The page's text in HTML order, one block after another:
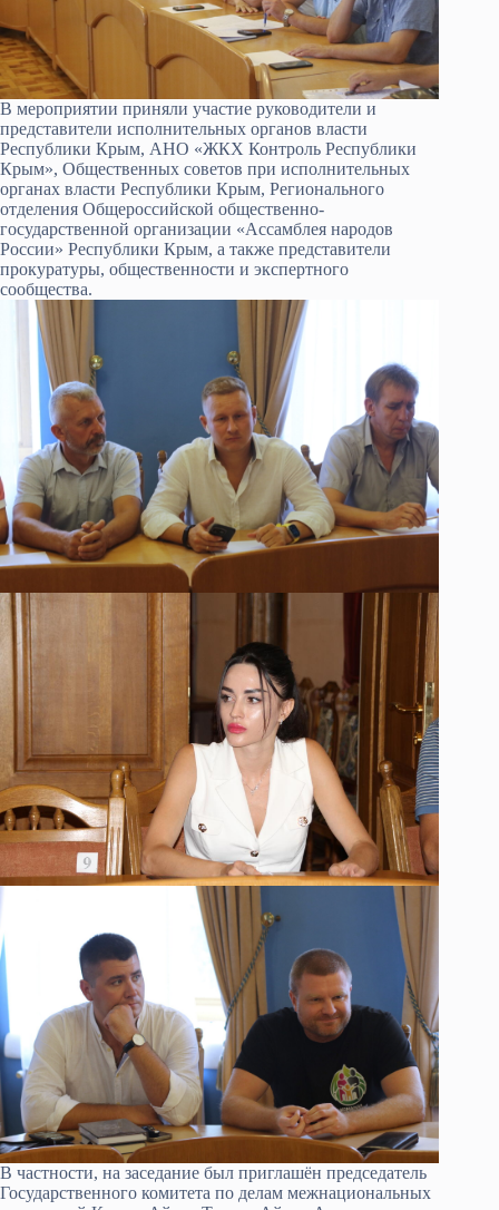
В мероприятии приняли участие руководители и
представители исполнительных органов власти
Республики Крым, АНО «ЖКХ Контроль Республики
Крым», Общественных советов при исполнительных
органах власти Республики Крым, Регионального
отделения Общероссийской общественно-
государственной организации «Ассамблея народов
России» Республики Крым, а также представители
прокуратуры, общественности и экспертного
сообщества.
В частности, на заседание был приглашён председатель
Государственного комитета по делам межнациональных